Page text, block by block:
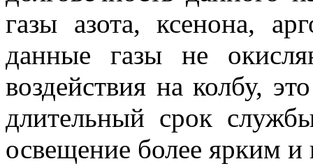
газы азота, ксенона,
данные газы не
воздействия на колбу,
длительный срок
освещение более ярким